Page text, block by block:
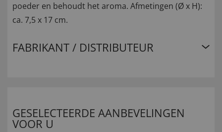
poeder en behoudt het aroma. Afmetingen (Ø x H):
ca. 7,5 x 17 cm.
FABRIKANT / DISTRIBUTEUR
GESELECTEERDE AANBEVELINGEN
VOOR U